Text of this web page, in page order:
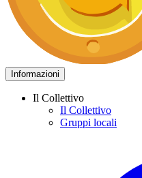
Informazioni
Il Collettivo
Il Collettivo
Gruppi locali